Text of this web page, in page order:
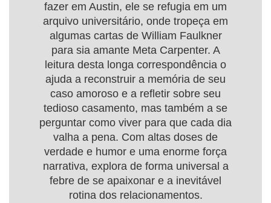
fazer em Austin, ele se refugia em um
arquivo universitário, onde tropeça em
algumas cartas de William Faulkner
para sia amante Meta Carpenter. A
leitura desta longa correspondência o
ajuda a reconstruir a memória de seu
caso amoroso e a refletir sobre seu
tedioso casamento, mas também a se
perguntar como viver para que cada dia
valha a pena. Com altas doses de
verdade e humor e uma enorme força
narrativa, explora de forma universal a
febre de se apaixonar e a inevitável
rotina dos relacionamentos.